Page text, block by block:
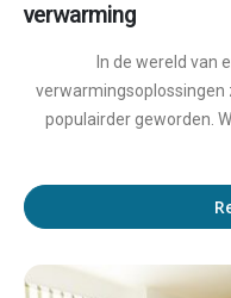
verwarming
In de wereld van
verwarmingsoplossingen
populairder geworden.